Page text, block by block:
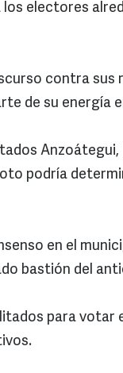
electores
contra sus
de su energía
Anzoátegui,
podría
en el
bastión del
para votar